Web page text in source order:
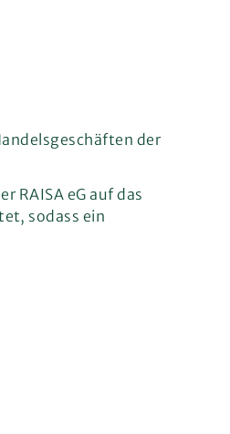
der
RAISA eG auf das
sodass ein